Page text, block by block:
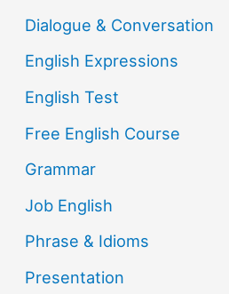
Dialogue & Conversation
English Expressions
English Test
Free English Course
Grammar
Job English
Phrase & Idioms
Presentation